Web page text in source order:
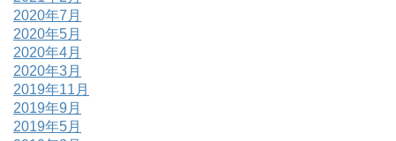
2020年7月
2020年5月
2020年4月
2020年3月
2019年11月
2019年9月
2019年5月